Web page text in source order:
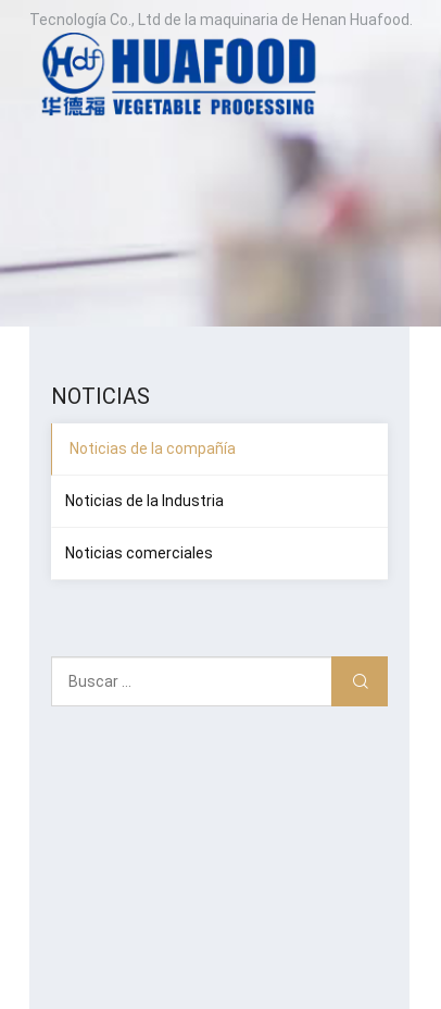
Tecnología Co., Ltd de la maquinaria de Henan Huafood.
NOTICIAS
Noticias de la compañía
Noticias de la Industria
Noticias comerciales